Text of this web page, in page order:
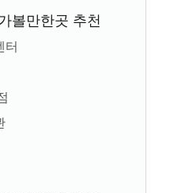
볼만한곳 추천
터